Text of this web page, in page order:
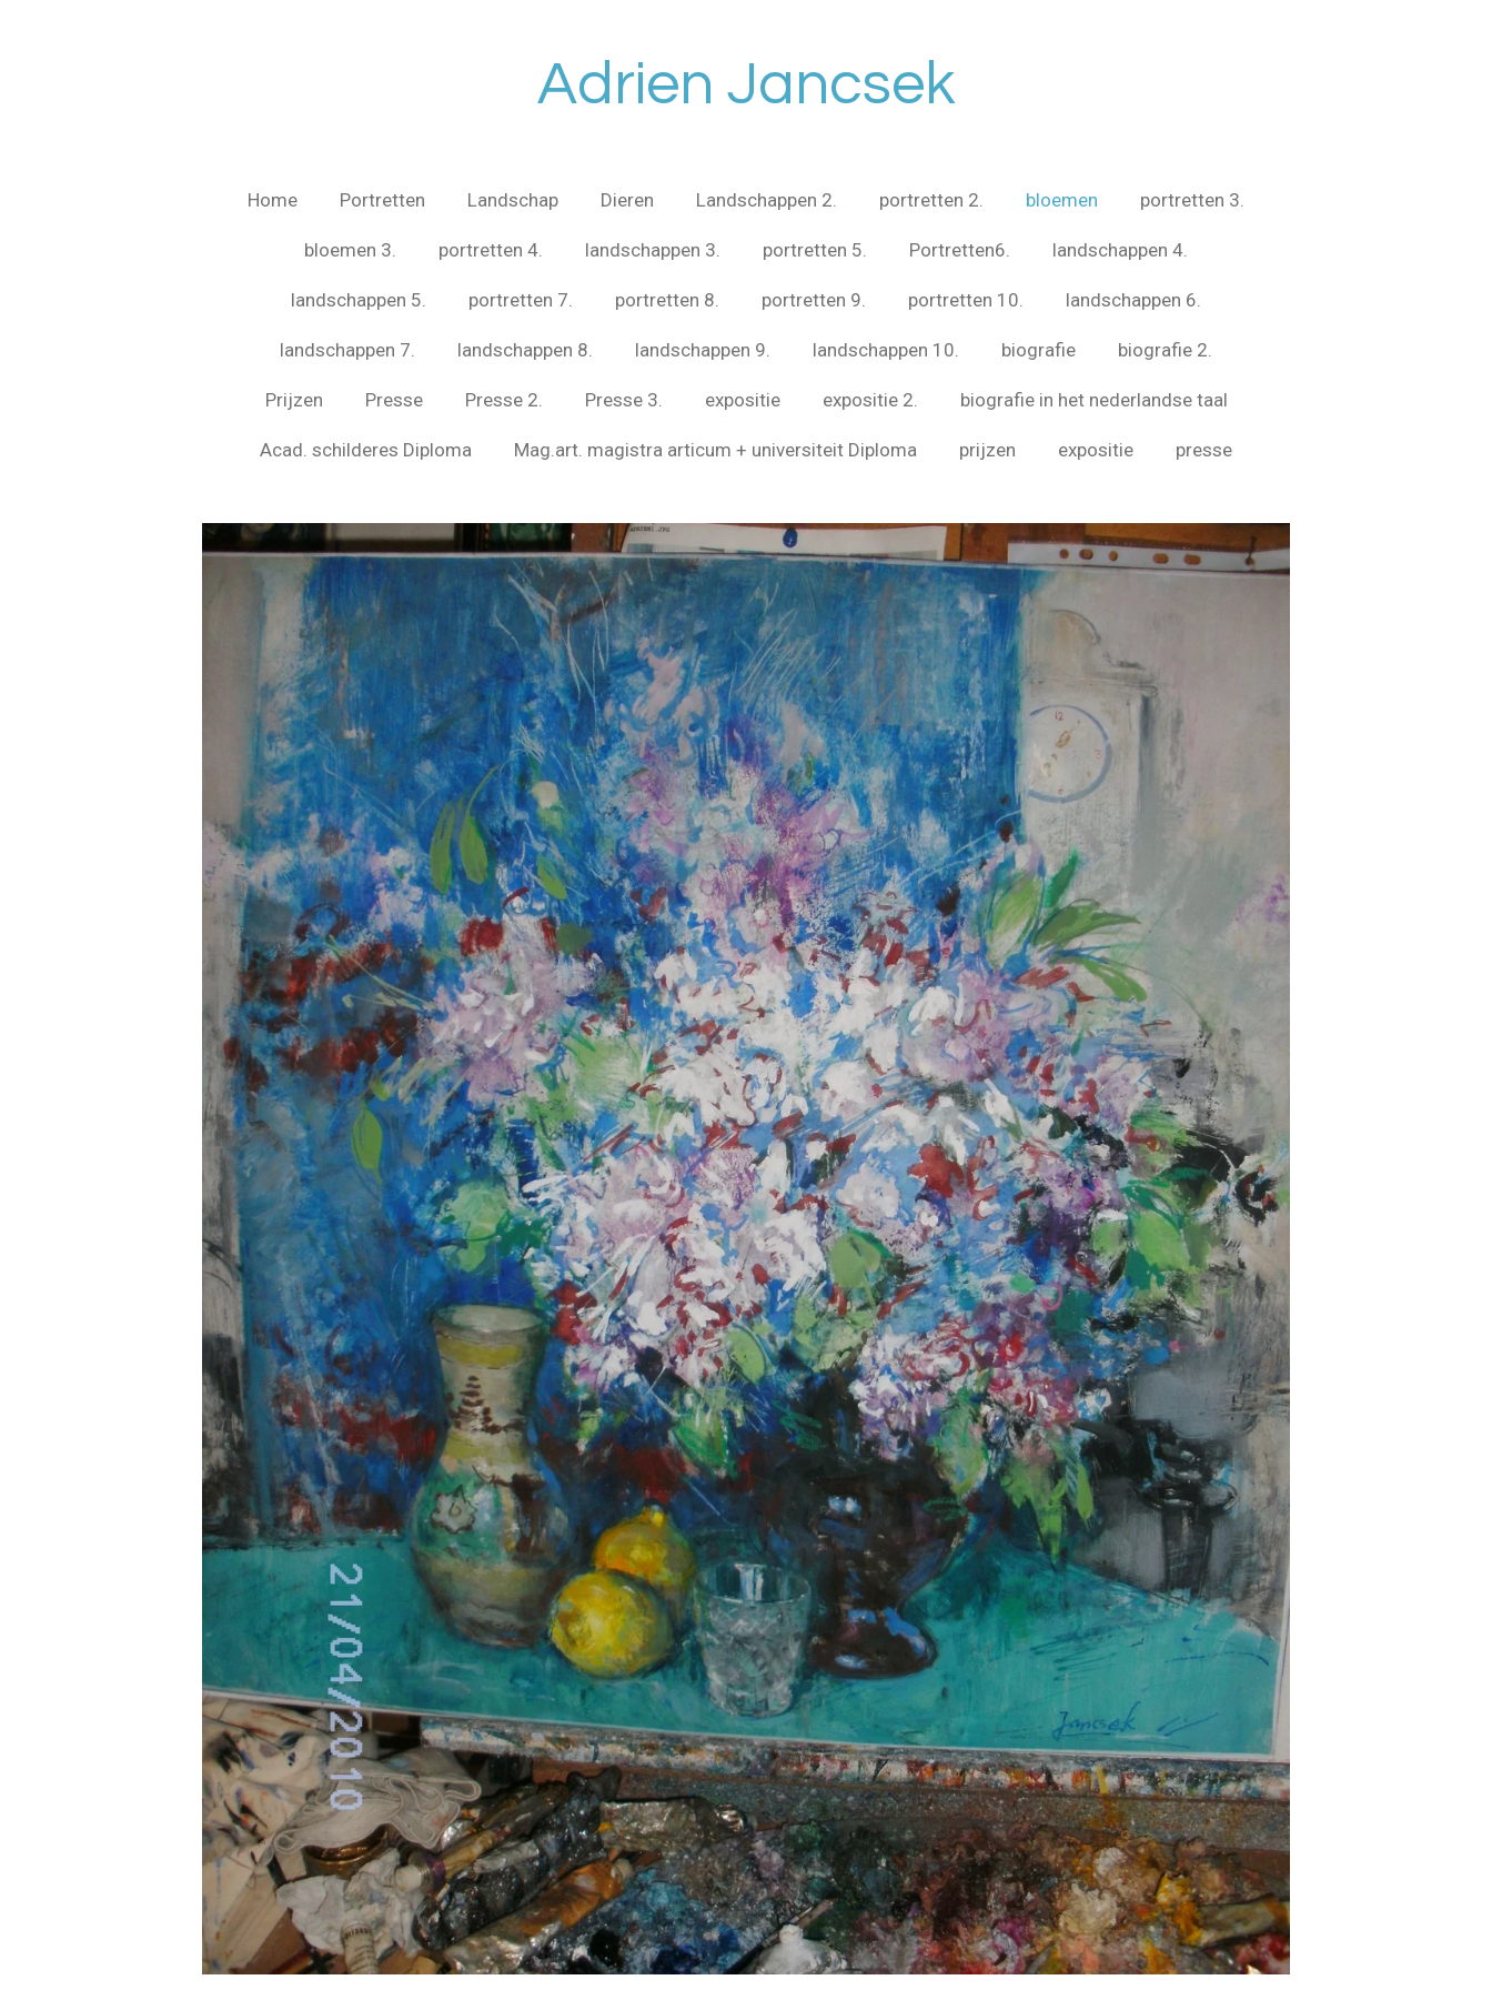
Adrien Jancsek
Home Portretten Landschap Dieren Landschappen 2. portretten 2. bloemen portretten 3.
bloemen 3. portretten 4. landschappen 3. portretten 5. Portretten6. landschappen 4.
landschappen 5. portretten 7. portretten 8. portretten 9. portretten 10. landschappen 6.
landschappen 7. landschappen 8. landschappen 9. landschappen 10. biografie biografie 2.
Prijzen Presse Presse 2. Presse 3. expositie expositie 2. biografie in het nederlandse taal
Acad. schilderes Diploma Mag.art. magistra articum + universiteit Diploma prijzen expositie presse